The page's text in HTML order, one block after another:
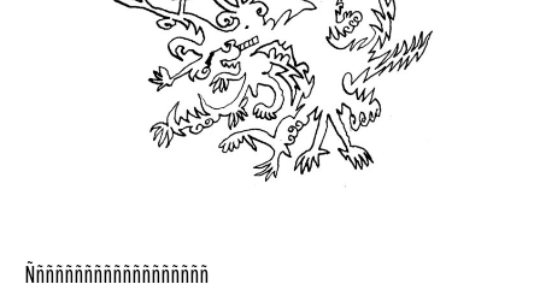
Ñññññññññññññññññññ